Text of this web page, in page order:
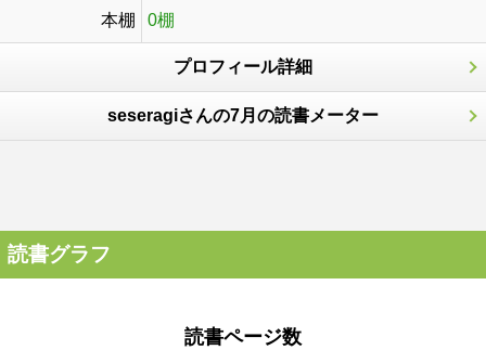
本棚 0棚
プロフィール詳細
seseragiさんの7月の読書メーター
読書グラフ
読書ページ数